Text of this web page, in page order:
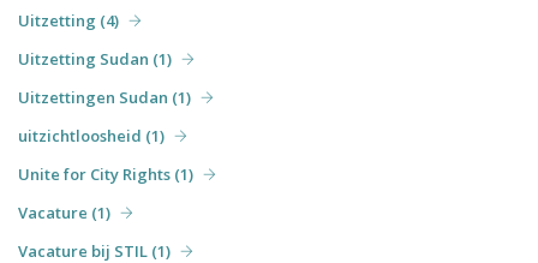
Uitzetting (4)
Uitzetting Sudan (1)
Uitzettingen Sudan (1)
uitzichtloosheid (1)
Unite for City Rights (1)
Vacature (1)
Vacature bij STIL (1)